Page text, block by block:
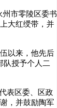
市零陵区委书
大红绶带，并
以来，他先后
队授予个人二
表区委、区政
，并鼓励陶军